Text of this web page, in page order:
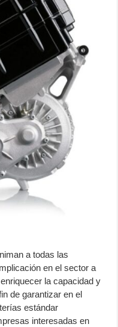
a todas las
en el sector a
la capacidad y
de garantizar en el
estándar
interesadas en